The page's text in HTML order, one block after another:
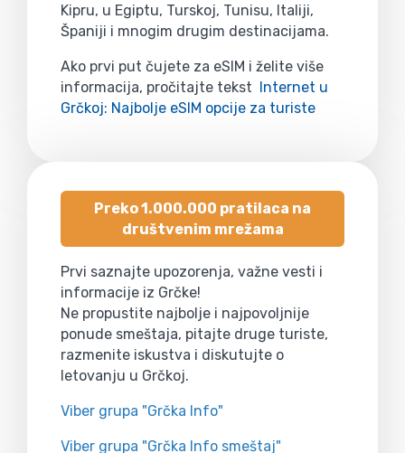
Kipru, u Egiptu, Turskoj, Tunisu, Italiji,
Španiji i mnogim drugim destinacijama.
Ako prvi put čujete za eSIM i želite više
informacija, pročitajte tekst Internet u
Grčkoj: Najbolje eSIM opcije za turiste
Preko 1.000.000 pratilaca na
društvenim mrežama
Prvi saznajte upozorenja, važne vesti i
informacije iz Grčke!
Ne propustite najbolje i najpovoljnije
ponude smeštaja, pitajte druge turiste,
razmenite iskustva i diskutujte o
letovanju u Grčkoj.
Viber grupa "Grčka Info"
Viber grupa "Grčka Info smeštaj"